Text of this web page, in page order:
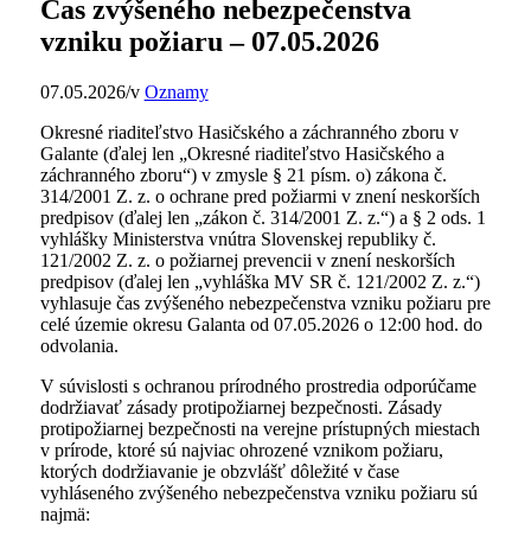
Čas zvýšeného nebezpečenstva
vzniku požiaru – 07.05.2026
07.05.2026/v Oznamy
Okresné riaditeľstvo Hasičského a záchranného zboru v
Galante (ďalej len „Okresné riaditeľstvo Hasičského a
záchranného zboru“) v zmysle § 21 písm. o) zákona č.
314/2001 Z. z. o ochrane pred požiarmi v znení neskorších
predpisov (ďalej len „zákon č. 314/2001 Z. z.“) a § 2 ods. 1
vyhlášky Ministerstva vnútra Slovenskej republiky č.
121/2002 Z. z. o požiarnej prevencii v znení neskorších
predpisov (ďalej len „vyhláška MV SR č. 121/2002 Z. z.“)
vyhlasuje čas zvýšeného nebezpečenstva vzniku požiaru pre
celé územie okresu Galanta od 07.05.2026 o 12:00 hod. do
odvolania.
V súvislosti s ochranou prírodného prostredia odporúčame
dodržiavať zásady protipožiarnej bezpečnosti. Zásady
protipožiarnej bezpečnosti na verejne prístupných miestach
v prírode, ktoré sú najviac ohrozené vznikom požiaru,
ktorých dodržiavanie je obzvlášť dôležité v čase
vyhláseného zvýšeného nebezpečenstva vzniku požiaru sú
najmä: